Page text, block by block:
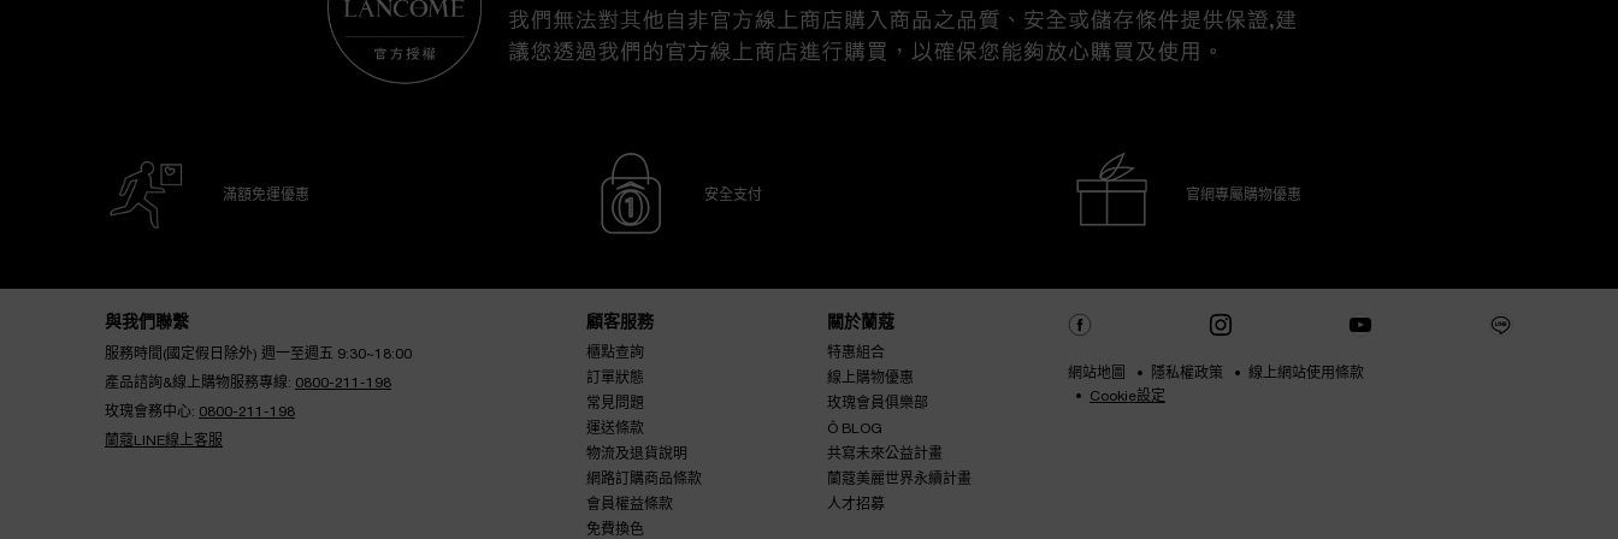
滿額免運優惠 安全支付 官網專屬購物優惠
與我們聯繫
服務時間(國定假日除外) 週一至週五 9:30~18:00
產品諮詢&線上購物服務專線: 0800-211-198
玫瑰會務中心: 0800-211-198
蘭蔻LINE線上客服
顧客服務
櫃點查詢
訂單狀態
常見問題
運送條款
物流及退貨說明
網路訂購商品條款
會員權益條款
免費換色
關於蘭蔻
特惠組合
線上購物優惠
玫瑰會員俱樂部
Ô BLOG
共寫未來公益計畫
蘭蔻美麗世界永續計畫
人才招募
網站地圖 隱私權政策
線上網站使用條款
Cookie設定